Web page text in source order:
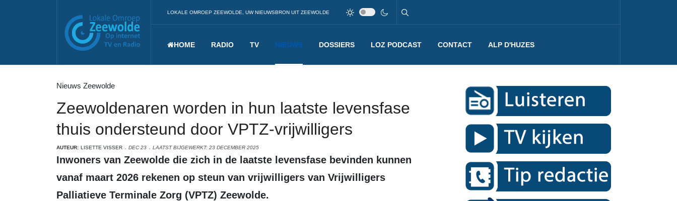
LOKALE OMROEP ZEEWOLDE, UW NIEUWSBRON UIT ZEEWOLDE
HOME RADIO TV NIEUWS DOSSIERS LOZ PODCAST CONTACT ALP D'HUZES
Nieuws Zeewolde
Zeewoldenaren worden in hun laatste levensfase
thuis ondersteund door VPTZ-vrijwilligers
AUTEUR: LISETTE VISSER DEC 23 LAATST BIJGEWERKT: 23 DECEMBER 2025
Inwoners van Zeewolde die zich in de laatste levensfase bevinden kunnen
vanaf maart 2026 rekenen op steun van vrijwilligers van Vrijwilligers
Palliatieve Terminale Zorg (VPTZ) Zeewolde.